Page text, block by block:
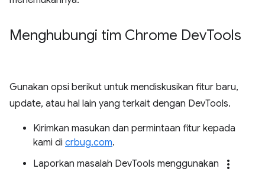
Menghubungi tim Chrome DevTools
Gunakan opsi berikut untuk mendiskusikan fitur baru,
update, atau hal lain yang terkait dengan DevTools.
Kirimkan masukan dan permintaan fitur kepada
kami di crbug.com.
Laporkan masalah DevTools menggunakan
more_vert